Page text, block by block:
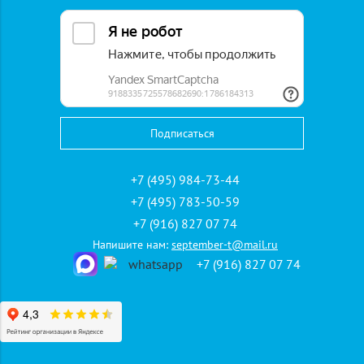
Круизы на теплоходе по рекам России включают в себя
путешествия по Волге, Енисею, Амуру, Оби, Иртышу и
другим. Все они наполнены яркими впечатлениями, а
обслуживание осуществляется на высшем уровне. Заказать
билеты и отправиться в путешествие мечты можно прямо
Для поиска речных круизов выберите город отправления
и задайте нужные даты. Нажмите на кнопку "Искать".
+7 (495) 984-73-44
+7 (495) 783-50-59
+7 (916) 827 07 74
Напишите нам: september-t@mail.ru
+7 (916) 827 07 74